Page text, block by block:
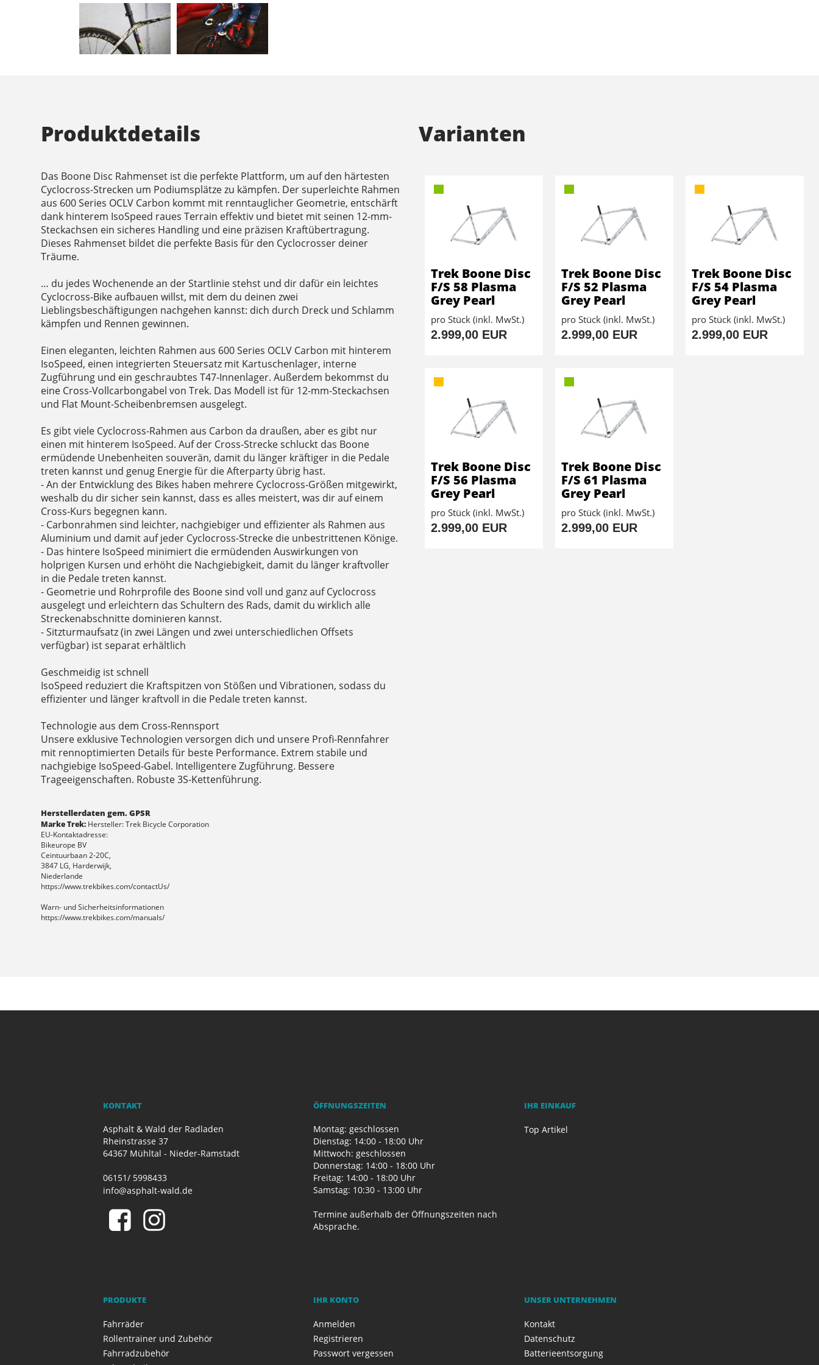
Produktdetails
Das Boone Disc Rahmenset ist die perfekte Plattform, um auf den härtesten
Cyclocross-Strecken um Podiumsplätze zu kämpfen. Der superleichte Rahmen
aus 600 Series OCLV Carbon kommt mit renntauglicher Geometrie, entschärft
dank hinterem IsoSpeed raues Terrain effektiv und bietet mit seinen 12-mm-
Steckachsen ein sicheres Handling und eine präzisen Kraftübertragung.
Dieses Rahmenset bildet die perfekte Basis für den Cyclocrosser deiner
Träume.
… du jedes Wochenende an der Startlinie stehst und dir dafür ein leichtes
Cyclocross-Bike aufbauen willst, mit dem du deinen zwei
Lieblingsbeschäftigungen nachgehen kannst: dich durch Dreck und Schlamm
kämpfen und Rennen gewinnen.
Einen eleganten, leichten Rahmen aus 600 Series OCLV Carbon mit hinterem
IsoSpeed, einen integrierten Steuersatz mit Kartuschenlager, interne
Zugführung und ein geschraubtes T47-Innenlager. Außerdem bekommst du
eine Cross-Vollcarbongabel von Trek. Das Modell ist für 12-mm-Steckachsen
und Flat Mount-Scheibenbremsen ausgelegt.
Es gibt viele Cyclocross-Rahmen aus Carbon da draußen, aber es gibt nur
einen mit hinterem IsoSpeed. Auf der Cross-Strecke schluckt das Boone
ermüdende Unebenheiten souverän, damit du länger kräftiger in die Pedale
treten kannst und genug Energie für die Afterparty übrig hast.
- An der Entwicklung des Bikes haben mehrere Cyclocross-Größen mitgewirkt,
weshalb du dir sicher sein kannst, dass es alles meistert, was dir auf einem
Cross-Kurs begegnen kann.
- Carbonrahmen sind leichter, nachgiebiger und effizienter als Rahmen aus
Aluminium und damit auf jeder Cyclocross-Strecke die unbestrittenen Könige.
- Das hintere IsoSpeed minimiert die ermüdenden Auswirkungen von
holprigen Kursen und erhöht die Nachgiebigkeit, damit du länger kraftvoller
in die Pedale treten kannst.
- Geometrie und Rohrprofile des Boone sind voll und ganz auf Cyclocross
ausgelegt und erleichtern das Schultern des Rads, damit du wirklich alle
Streckenabschnitte dominieren kannst.
- Sitzturmaufsatz (in zwei Längen und zwei unterschiedlichen Offsets
verfügbar) ist separat erhältlich
Geschmeidig ist schnell
IsoSpeed reduziert die Kraftspitzen von Stößen und Vibrationen, sodass du
effizienter und länger kraftvoll in die Pedale treten kannst.
Technologie aus dem Cross-Rennsport
Unsere exklusive Technologien versorgen dich und unsere Profi-Rennfahrer
mit rennoptimierten Details für beste Performance. Extrem stabile und
nachgiebige IsoSpeed-Gabel. Intelligentere Zugführung. Bessere
Trageeigenschaften. Robuste 3S-Kettenführung.
Herstellerdaten gem. GPSR
Marke Trek: Hersteller: Trek Bicycle Corporation
EU-Kontaktadresse:
Bikeurope BV
Ceintuurbaan 2-20C,
3847 LG, Harderwijk,
Niederlande
https://www.trekbikes.com/contactUs/
Warn- und Sicherheitsinformationen
https://www.trekbikes.com/manuals/
Varianten
Trek Boone Disc
F/S 58 Plasma
Grey Pearl
pro Stück (inkl. MwSt.)
2.999,00 EUR
Trek Boone Disc
F/S 52 Plasma
Grey Pearl
pro Stück (inkl. MwSt.)
2.999,00 EUR
Trek Boone Disc
F/S 54 Plasma
Grey Pearl
pro Stück (inkl. MwSt.)
2.999,00 EUR
Trek Boone Disc
F/S 56 Plasma
Grey Pearl
pro Stück (inkl. MwSt.)
2.999,00 EUR
Trek Boone Disc
F/S 61 Plasma
Grey Pearl
pro Stück (inkl. MwSt.)
2.999,00 EUR
KONTAKT
Asphalt & Wald der Radladen
Rheinstrasse 37
64367 Mühltal - Nieder-Ramstadt
06151/ 5998433
info@asphalt-wald.de
ÖFFNUNGSZEITEN
Montag: geschlossen
Dienstag: 14:00 - 18:00 Uhr
Mittwoch: geschlossen
Donnerstag: 14:00 - 18:00 Uhr
Freitag: 14:00 - 18:00 Uhr
Samstag: 10:30 - 13:00 Uhr
Termine außerhalb der Öffnungszeiten nach
Absprache.
IHR EINKAUF
Top Artikel
PRODUKTE
Fahrräder
Rollentrainer und Zubehör
Fahrradzubehör
IHR KONTO
Anmelden
Registrieren
Passwort vergessen
UNSER UNTERNEHMEN
Kontakt
Datenschutz
Batterieentsorgung